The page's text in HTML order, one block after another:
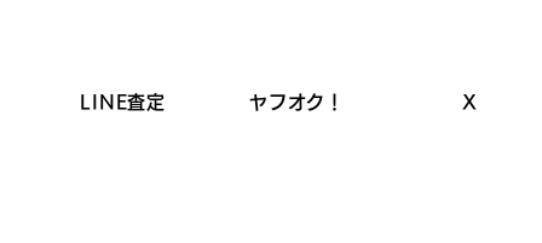
LINE査定 ヤフオク！ X